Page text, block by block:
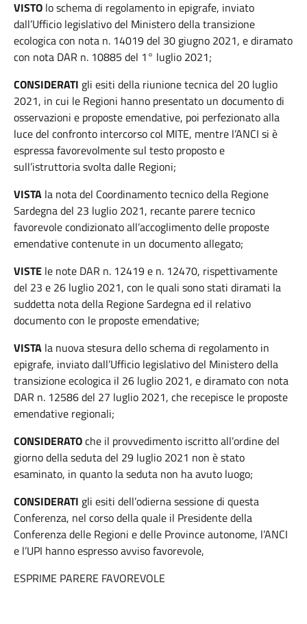
VISTO lo schema di regolamento in epigrafe, inviato
dall’Ufficio legislativo del Ministero della transizione
ecologica con nota n. 14019 del 30 giugno 2021, e diramato
con nota DAR n. 10885 del 1° luglio 2021;
CONSIDERATI gli esiti della riunione tecnica del 20 luglio
2021, in cui le Regioni hanno presentato un documento di
osservazioni e proposte emendative, poi perfezionato alla
luce del confronto intercorso col MITE, mentre l’ANCI si è
espressa favorevolmente sul testo proposto e
sull’istruttoria svolta dalle Regioni;
VISTA la nota del Coordinamento tecnico della Regione
Sardegna del 23 luglio 2021, recante parere tecnico
favorevole condizionato all’accoglimento delle proposte
emendative contenute in un documento allegato;
VISTE le note DAR n. 12419 e n. 12470, rispettivamente
del 23 e 26 luglio 2021, con le quali sono stati diramati la
suddetta nota della Regione Sardegna ed il relativo
documento con le proposte emendative;
VISTA la nuova stesura dello schema di regolamento in
epigrafe, inviato dall’Ufficio legislativo del Ministero della
transizione ecologica il 26 luglio 2021, e diramato con nota
DAR n. 12586 del 27 luglio 2021, che recepisce le proposte
emendative regionali;
CONSIDERATOche il provvedimento iscritto all’ordine del
giorno della seduta del 29 luglio 2021 non è stato
esaminato, in quanto la seduta non ha avuto luogo;
CONSIDERATI gli esiti dell’odierna sessione di questa
Conferenza, nel corso della quale il Presidente della
Conferenza delle Regioni e delle Province autonome, l’ANCI
e l’UPI hanno espresso avviso favorevole,
ESPRIME PARERE FAVOREVOLE